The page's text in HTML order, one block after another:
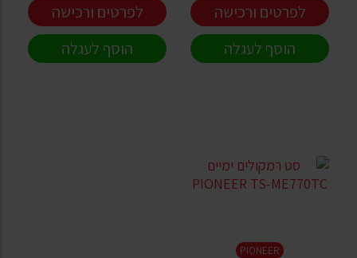
לפרטים ורכישה
הוסף לעגלה
לפרטים ורכישה
הוסף לעגלה
PIONEER